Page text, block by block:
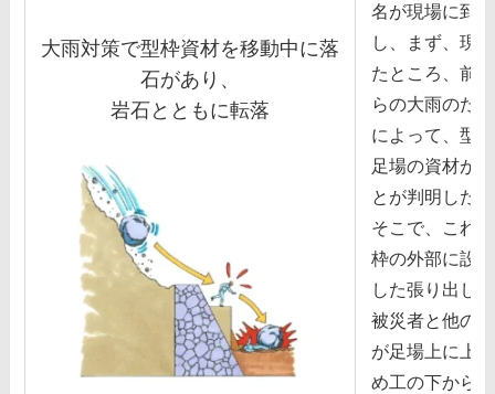
⼤⾬対策で型枠資材を移動中に落
⽯があり、
岩⽯とともに転落
名が現場に到着
し、まず、現
たところ、前
らの⼤⾬のた
によって、型
⾜場の資材が
とが判明した。
そこで、これ
枠の外部に設置
した張り出し
被災者と他の1
が⾜場上に上
め⼯の下から